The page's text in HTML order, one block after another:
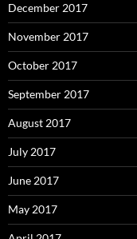
December 2017
November 2017
October 2017
September 2017
August 2017
July 2017
June 2017
May 2017